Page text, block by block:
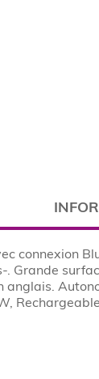
connexion
Grande
anglais.